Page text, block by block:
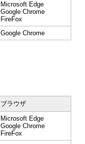
Microsoft Edge
Google Chrome
FireFox
Google Chrome
ブラウザ
Microsoft Edge
Google Chrome
FireFox